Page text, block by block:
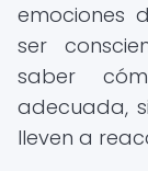
emociones
ser
saber
adecuada,
lleven a